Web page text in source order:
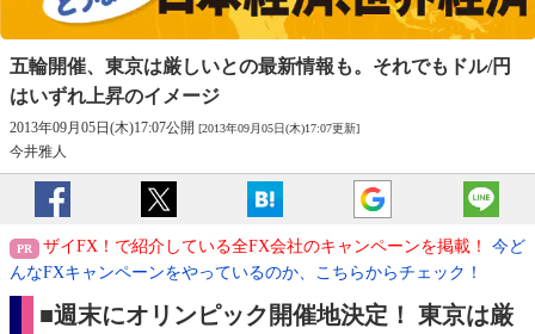
五輪開催、東京は厳しいとの最新情報も。 それでもドル/円
はいずれ上昇のイメージ
2013年09月05日(木)17:07公開 [2013年09月05日(木)17:07更新]
今井雅人
ザイFX！で紹介している全FX会社のキャンペーンを掲載！
今ど
んなFXキャンペーンをやっているのか、こちらからチェック！
■週末にオリンピック開催地決定！ 東京は厳